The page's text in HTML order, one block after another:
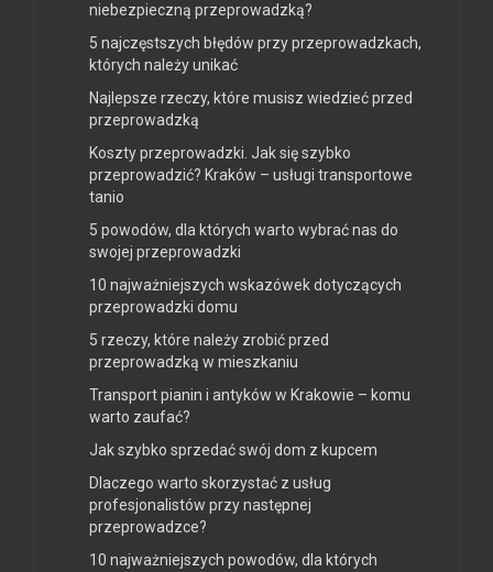
niebezpieczną przeprowadzką?
5 najczęstszych błędów przy przeprowadzkach,
których należy unikać
Najlepsze rzeczy, które musisz wiedzieć przed
przeprowadzką
Koszty przeprowadzki. Jak się szybko
przeprowadzić? Kraków – usługi transportowe
tanio
5 powodów, dla których warto wybrać nas do
swojej przeprowadzki
10 najważniejszych wskazówek dotyczących
przeprowadzki domu
5 rzeczy, które należy zrobić przed
przeprowadzką w mieszkaniu
Transport pianin i antyków w Krakowie – komu
warto zaufać?
Jak szybko sprzedać swój dom z kupcem
Dlaczego warto skorzystać z usług
profesjonalistów przy następnej
przeprowadzce?
10 najważniejszych powodów, dla których